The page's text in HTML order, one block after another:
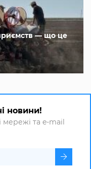
— що це
новини!
мережі та e-mail